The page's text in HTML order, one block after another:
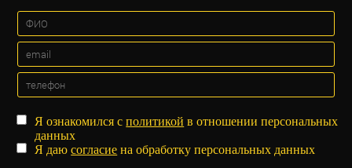
Я ознакомился сполитикой в отношении персональных
данных
Я даюсогласие на обработку персональных данных